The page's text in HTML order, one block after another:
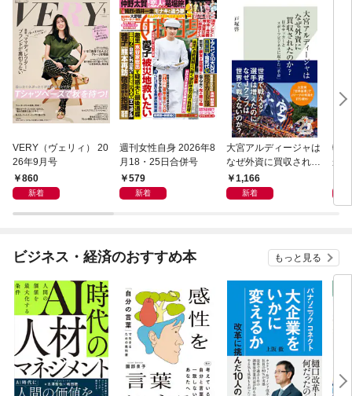
VERY（ヴェリィ） 20
26年9月号
860
新着
週刊女性自身 2026年8
月18・25日合併号
579
新着
大宮アルディージャは
なぜ外資に買収された
のか？～日本サッカー
とスポーツビジネスに
1,166
新着
転
か
ビジネス・経済のおすすめ本 もっと見る